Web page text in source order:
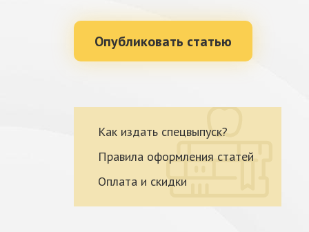
Опубликовать статью
Как издать спецвыпуск?
Правила оформления статей
Оплата и скидки